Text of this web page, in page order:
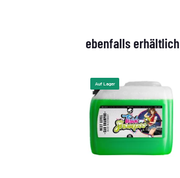
ebenfalls erhältlich
Auf Lager